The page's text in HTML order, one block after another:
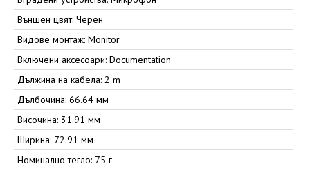
Външен цвят: Черен
Видове монтаж: Monitor
Включени аксесоари: Documentation
Дължина на кабела: 2 m
Дълбочина: 66.64 мм
Височина: 31.91 мм
Ширина: 72.91 мм
Номинално тегло: 75 г